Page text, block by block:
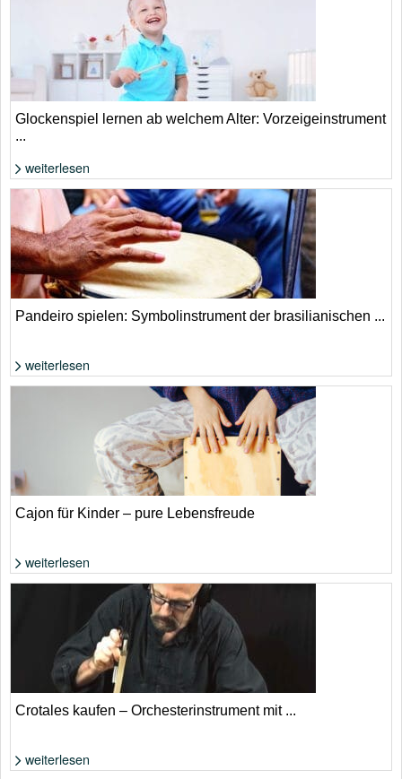
Foto: Shutterstock, Africa Studio
Glockenspiel lernen ab welchem Alter: Vorzeigeinstrument
...
weiterlesen
Foto: Shutterstock von Fred S. Pinheiro
Pandeiro spielen: Symbolinstrument der brasilianischen ...
weiterlesen
Foto: Shutterstock von Juan Pablo Olaya Celis
Cajon für Kinder – pure Lebensfreude
weiterlesen
Crotales kaufen – Orchesterinstrument mit ...
weiterlesen